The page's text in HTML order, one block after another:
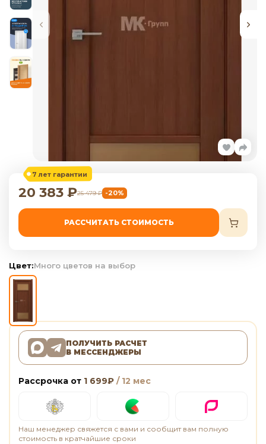
7 лет гарантии
20 383 ₽25 479₽ -20%
РАССЧИТАТЬ СТОИМОСТЬ
Цвет:Много цветов на выбор
ПОЛУЧИТЬ РАСЧЕТ
В МЕССЕНДЖЕРЫ
Рассрочка от 1 699₽ / 12 мес
Наш менеджер свяжется с вами и сообщит вам полную
стоимость в кратчайшие сроки